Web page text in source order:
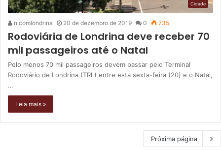
Cidade
n.comlondrina 20 de dezembro de 2019 0 735
Rodoviária de Londrina deve receber 70
mil passageiros até o Natal
Pelo menos 70 mil passageiros devem passar pelo Terminal
Rodoviário de Londrina (TRL) entre esta sexta-feira (20) e o Natal,
…
Leia mais »
Próxima página